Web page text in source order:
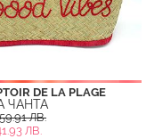
DE LA PLAGE
ЧАНТА
ЛВ.
ЛВ.